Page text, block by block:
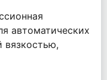
автоматических